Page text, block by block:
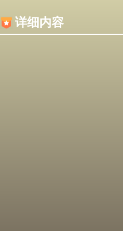
详细内容